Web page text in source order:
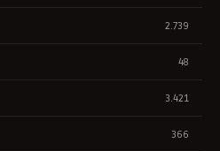
2.739
48
3.421
366